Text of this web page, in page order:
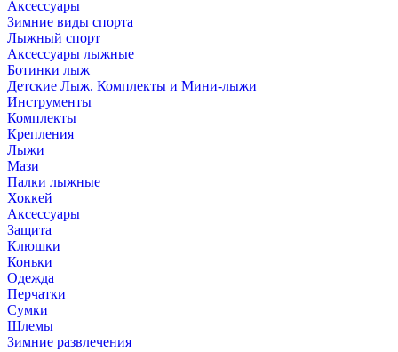
Аксессуары
Зимние виды спорта
Лыжный спорт
Аксессуары лыжные
Ботинки лыж
Детские Лыж. Комплекты и Мини-лыжи
Инструменты
Комплекты
Крепления
Лыжи
Мази
Палки лыжные
Хоккей
Аксессуары
Защита
Клюшки
Коньки
Одежда
Перчатки
Сумки
Шлемы
Зимние развлечения